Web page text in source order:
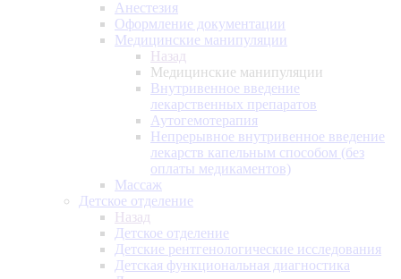
Анестезия
Оформление документации
Медицинские манипуляции
Назад
Медицинские манипуляции
Внутривенное введение
лекарственных препаратов
Аутогемотерапия
Непрерывное внутривенное введение
лекарств капельным способом (без
оплаты медикаментов)
Массаж
Детское отделение
Назад
Детское отделение
Детские рентгенологические исследования
Детская функциональная диагностика